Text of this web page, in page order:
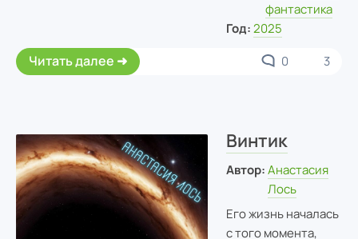
фантастика
Год: 2025
Читать далее 0 3
Винтик
Автор: Анастасия
Лось
Его жизнь началась
с того момента,